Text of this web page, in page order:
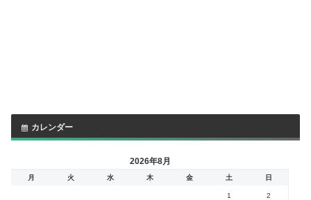
カレンダー
2026年8月
月 火 水 木 金 土 日
1 2